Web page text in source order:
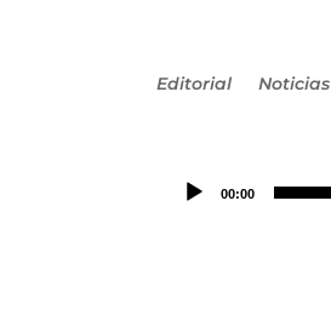
Editorial Noticias
00:00